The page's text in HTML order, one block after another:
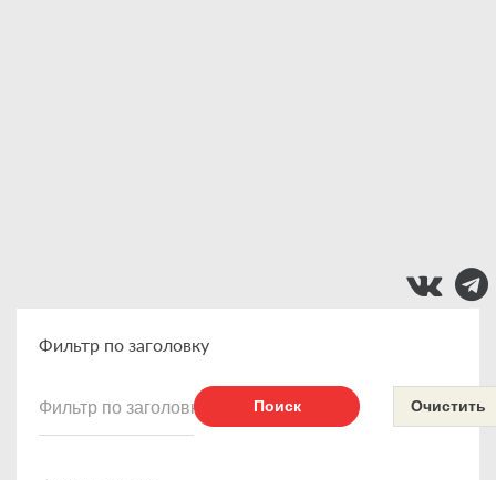
Фильтр по заголовку
Поиск Очистить